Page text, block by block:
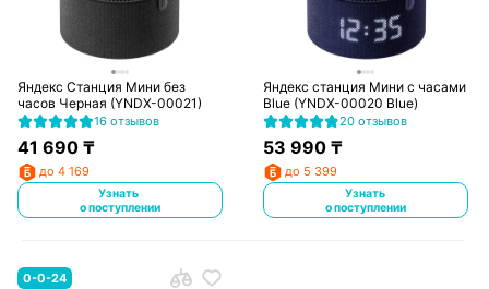
Яндекс Станция Мини без
часов Черная (YNDX-00021)
16 отзывов
41 690₸
до 4 169
Узнать
о поступлении
Яндекс станция Мини с часами
Blue (YNDX-00020 Blue)
20 отзывов
53 990 ₸
до 5 399
Узнать
о поступлении
0-0-24